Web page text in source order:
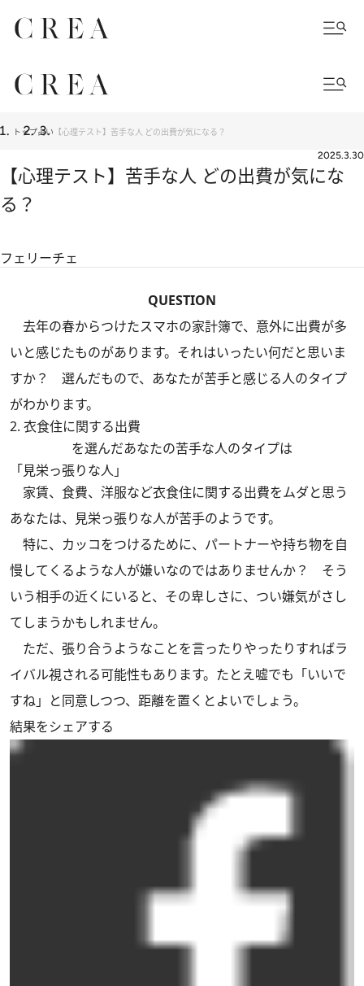
トップ占い 【心理テスト】苦手な人 どの出費が気になる？
2025.3.30
【心理テスト】苦手な人 どの出費が気にな
る？
フェリーチェ
QUESTION
去年の春からつけたスマホの家計簿で、意外に出費が多
いと感じたものがあります。それはいったい何だと思いま
すか？ 選んだもので、あなたが苦手と感じる人のタイプ
がわかります。
2. 衣食住に関する出費
を選んだあなたの苦手な人のタイプは
「見栄っ張りな人」
家賃、食費、洋服など衣食住に関する出費をムダと思う
あなたは、見栄っ張りな人が苦手のようです。
特に、カッコをつけるために、パートナーや持ち物を自
慢してくるような人が嫌いなのではありませんか？ そう
いう相手の近くにいると、その卑しさに、つい嫌気がさし
てしまうかもしれません。
ただ、張り合うようなことを言ったりやったりすればラ
イバル視される可能性もあります。たとえ嘘でも「いいで
すね」と同意しつつ、距離を置くとよいでしょう。
結果をシェアする